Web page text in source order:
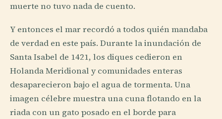
muerte no tuvo nada de cuento.
Y entonces el mar recordó a todos quién mandaba
de verdad en este país. Durante la inundación de
Santa Isabel de 1421, los diques cedieron en
Holanda Meridional y comunidades enteras
desaparecieron bajo el agua de tormenta. Una
imagen célebre muestra una cuna flotando en la
riada con un gato posado en el borde para